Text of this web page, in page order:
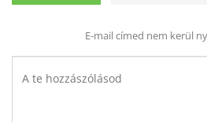
E-mail címed nem kerül